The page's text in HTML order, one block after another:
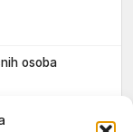
osoba